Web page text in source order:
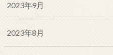
2023年9月
2023年8月